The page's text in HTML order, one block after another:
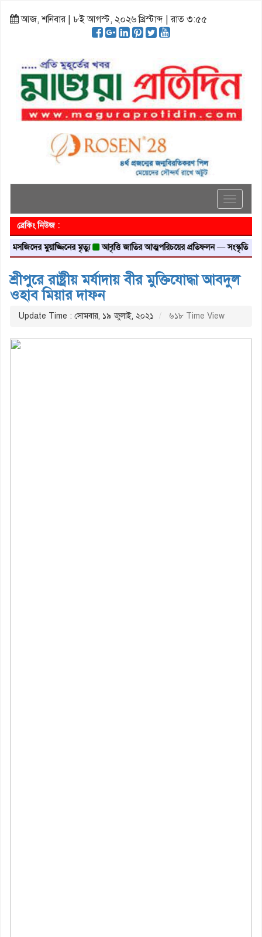
আজ, শনিবার | ৮ই আগস্ট, ২০২৬ খ্রিস্টাব্দ | রাত ৩:৫৫
Toggle
ব্রেকিং নিউজ :
মুয়াজ্জিনের মৃত্যু আবৃত্তি জাতির আত্মপরিচয়ের প্রতিফলন — সংস্কৃতি মন্ত্রী
শ্রীপুরে রাষ্ট্রীয় মর্যাদায় বীর মুক্তিযোদ্ধা আবদুল
ওহাব মিয়ার দাফন
Update Time : সোমবার, ১৯ জুলাই, ২০২১ ৬১৮ Time View